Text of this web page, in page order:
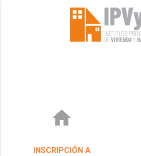
home
INSCRIPCIÓN A